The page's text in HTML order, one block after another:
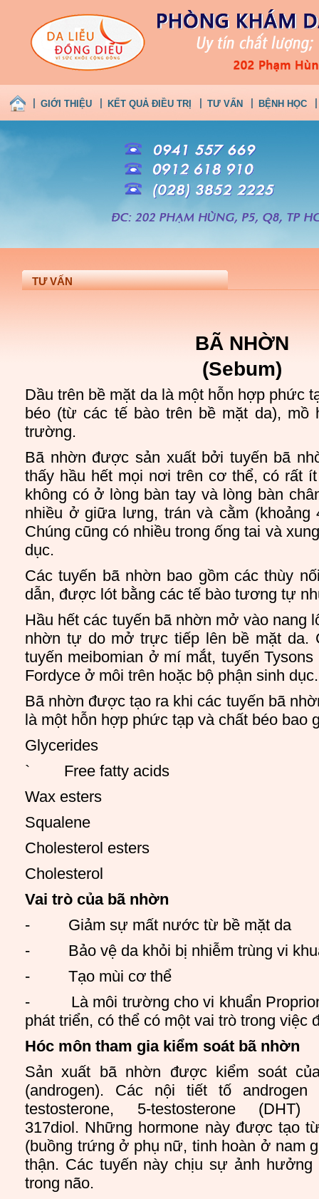
GIỚI THIỆU KẾT QUẢ ĐIỀU TRỊ TƯ VẤN BỆNH HỌC
TƯ VẤN
BÃ NHỜN
(Sebum)
Dầu trên bề mặt da là một hỗn hợp phức
béo (từ các tế bào trên bề mặt da), mồ
trường.
Bã nhờn được sản xuất bởi tuyến bã
thấy hầu hết mọi nơi trên cơ thể, có rất
không có ở lòng bàn tay và lòng bàn
nhiều ở giữa lưng, trán và cằm (khoảng
Chúng cũng có nhiều trong ống tai và
dục.
Các tuyến bã nhờn bao gồm các thùy
dẫn, được lót bằng các tế bào tương tự
Hầu hết các tuyến bã nhờn mở vào nang
nhờn tự do mở trực tiếp lên bề mặt da.
tuyến meibomian ở mí mắt, tuyến
Fordyce ở môi trên hoặc bộ phận sinh dục.
Bã nhờn được tạo ra khi các tuyến bã
là một hỗn hợp phức tạp và chất béo bao
Glycerides
` Free fatty acids
Wax esters
Squalene
Cholesterol esters
Cholesterol
Vai trò của bã nhờn
- Giảm sự mất nước từ bề mặt da
- Bảo vệ da khỏi bị nhiễm trùng vi
- Tạo mùi cơ thể
- Là môi trường cho vi khuẩn
phát triển, có thể có một vai trò trong việc
Hóc môn tham gia kiểm soát bã nhờn
Sản xuất bã nhờn được kiểm soát
(androgen). Các nội tiết tố
testosterone, 5-testosterone
317diol. Những hormone này được tạo
(buồng trứng ở phụ nữ, tinh hoàn ở nam
thận. Các tuyến này chịu sự ảnh hưởng
trong não.